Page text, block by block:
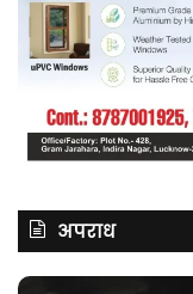
अपराध